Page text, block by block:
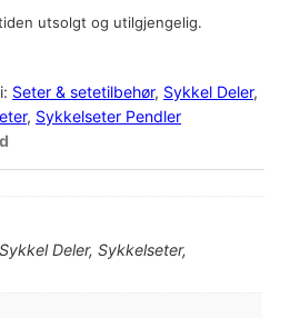
utsolgt og utilgjengelig.
Seter & setetilbehør, Sykkel Deler
, Sykkelseter Pendler
Deler, Sykkelseter,